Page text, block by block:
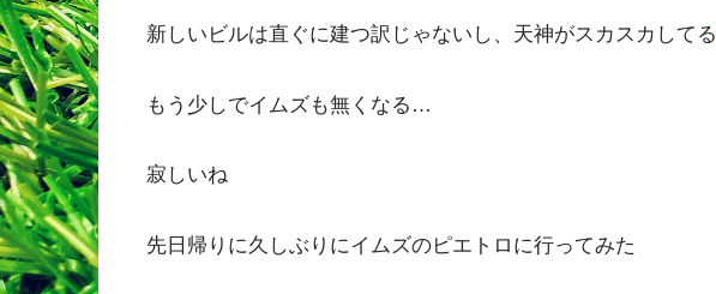
新しいビルは直ぐに建つ訳じゃないし、天神がスカスカしてる
もう少しでイムズも無くなる…
寂しいね
先日帰りに久しぶりにイムズのピエトロに行ってみた